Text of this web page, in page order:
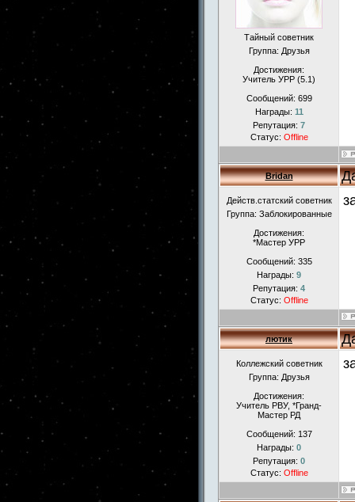
Тайный советник
Группа: Друзья
Достижения:
Учитель УРР (5.1)
Сообщений: 699
Награды: 11
Репутация: 7
Статус: Offline
Bridan
Действ.статский советник
Группа: Заблокированные
Достижения:
*Мастер УРР
Сообщений: 335
Награды: 9
Репутация: 4
Статус: Offline
лютик
Коллежский советник
Группа: Друзья
Достижения:
Учитель РВУ, *Гранд-
Мастер РД
Сообщений: 137
Награды: 0
Репутация: 0
Статус: Offline